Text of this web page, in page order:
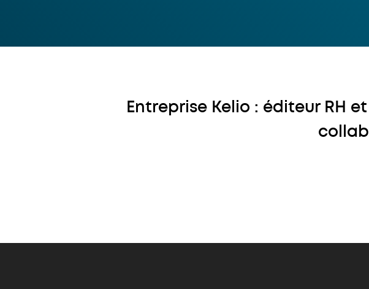
Entreprise Kelio : éditeur RH